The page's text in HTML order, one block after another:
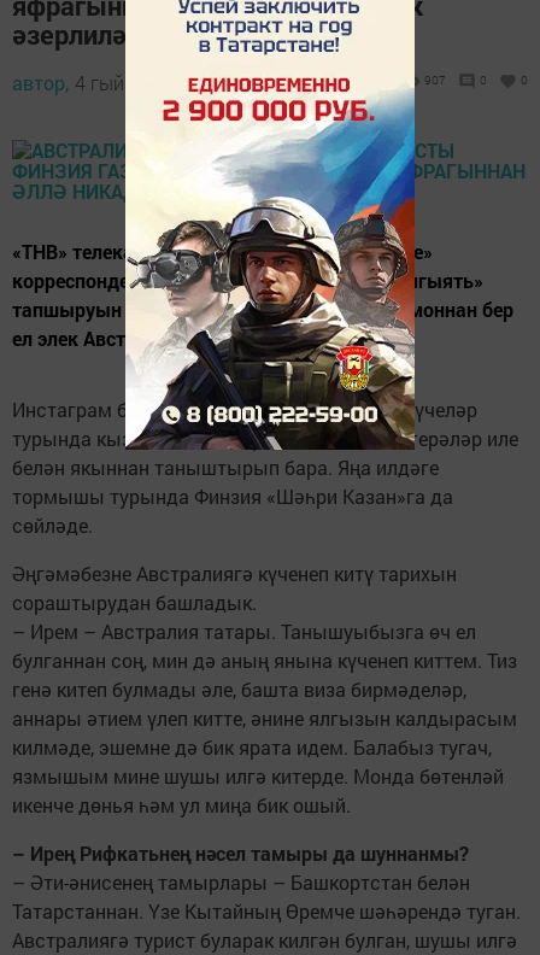
әзерлиләр»
автор, 4 гыйнвар 2019 - 13:03 907 0 0
«ТНВ» телеканалының «Татарстан хәбәрләре»
корреспонденты – «Канун. Парламент. Җәмгыять»
тапшыруын алып барган Финзия Газизова моннан бер
ел элек Австралиягә күчеп киткән иде.
Инстаграм битендә ул Австралия, анда яшәүчеләр
турында кызыклы постлар язып, безне көнгерәләр иле
белән якыннан таныштырып бара. Яңа илдәге
тормышы турында Финзия «Шәһри Казан»га да
сөйләде.
Әңгәмәбезне Австралиягә күченеп китү тарихын
сораштырудан башладык.
– Ирем – Австралия татары. Танышуыбызга өч ел
булганнан соң, мин дә аның янына күченеп киттем. Тиз
генә китеп булмады әле, башта виза бирмәделәр,
аннары әтием үлеп китте, әнине ялгызын калдырасым
килмәде, эшемне дә бик ярата идем. Балабыз тугач,
язмышым мине шушы илгә китерде. Монда бөтенләй
икенче дөнья һәм ул миңа бик ошый.
– Ирең Рифкатьнең нәсел тамыры да шуннанмы?
– Әти-әнисенең тамырлары – Башкортстан белән
Татарстаннан. Үзе Кытайның Өремче шәһәрендә туган.
Австралиягә турист буларак килгән булган, шушы илгә